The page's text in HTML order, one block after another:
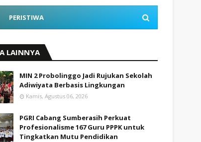
PERISTIWA
LAINNYA
MIN 2 Probolinggo Jadi Rujukan Sekolah
Adiwiyata Berbasis Lingkungan
Kamis, Agustus 06, 2026
PGRI Cabang Sumberasih Perkuat
Profesionalisme 167 Guru PPPK untuk
Tingkatkan Mutu Pendidikan